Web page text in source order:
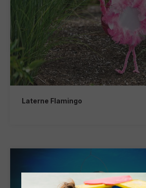
Laterne Flamingo